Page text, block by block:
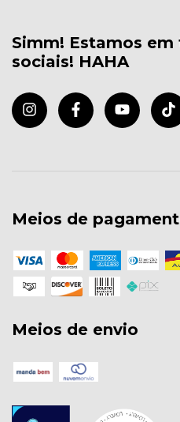
Simm! Estamos em
sociais! HAHA
Meios de
Meios de envio